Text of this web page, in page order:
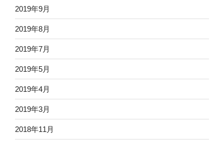
2019年9月
2019年8月
2019年7月
2019年5月
2019年4月
2019年3月
2018年11月